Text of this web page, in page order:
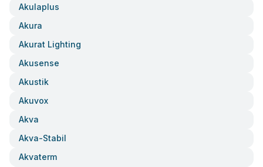
Akulaplus
Akura
Akurat Lighting
Akusense
Akustik
Akuvox
Akva
Akva-Stabil
Akvaterm